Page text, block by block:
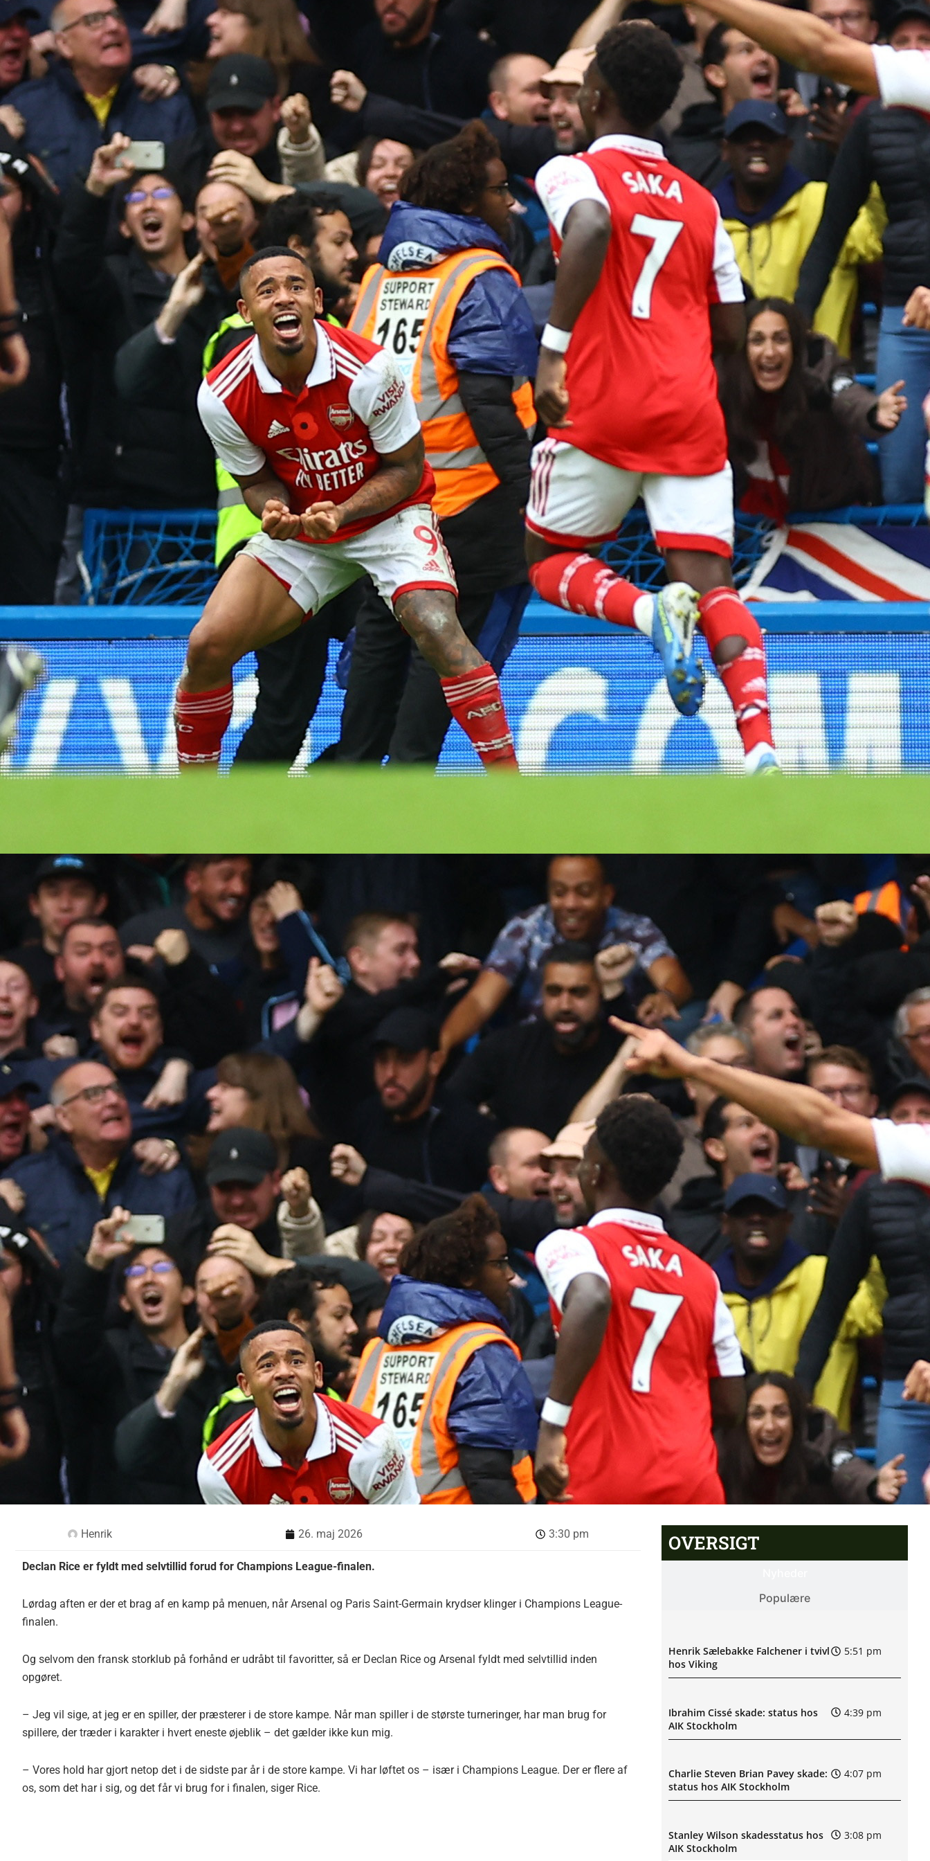
Henrik 26. maj 2026 3:30 pm
Declan Rice er fyldt med selvtillid forud for Champions League-finalen.
Lørdag aften er der et brag af en kamp på menuen, når Arsenal og Paris Saint-Germain krydser klinger i Champions League-
finalen.
Og selvom den fransk storklub på forhånd er udråbt til favoritter, så er Declan Rice og Arsenal fyldt med selvtillid inden
opgøret.
– Jeg vil sige, at jeg er en spiller, der præsterer i de store kampe. Når man spiller i de største turneringer, har man brug for
spillere, der træder i karakter i hvert eneste øjeblik – det gælder ikke kun mig.
– Vores hold har gjort netop det i de sidste par år i de store kampe. Vi har løftet os – især i Champions League. Der er flere af
os, som det har i sig, og det får vi brug for i finalen, siger Rice.
OVERSIGT
Populære
Henrik Sælebakke Falchener i tvivl
hos Viking
5:51 pm
Ibrahim Cissé skade: status hos
AIK Stockholm
4:39 pm
Charlie Steven Brian Pavey skade:
status hos AIK Stockholm
4:07 pm
Stanley Wilson skadesstatus hos
AIK Stockholm
3:08 pm